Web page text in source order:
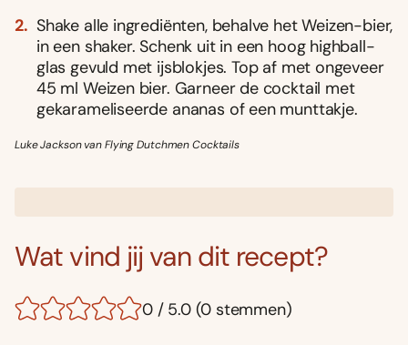
Shake alle ingrediënten, behalve het Weizen-bier,
in een shaker. Schenk uit in een hoog highball-
glas gevuld met ijsblokjes. Top af met ongeveer
45 ml Weizen bier. Garneer de cocktail met
gekarameliseerde ananas of een munttakje.
Luke Jackson van Flying Dutchmen Cocktails
Wat vind jij van dit recept?
0 / 5.0 (0 stemmen)